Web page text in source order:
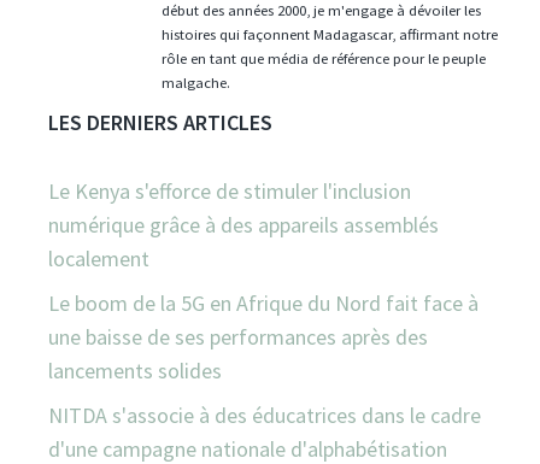
début des années 2000, je m'engage à dévoiler les
histoires qui façonnent Madagascar, affirmant notre
rôle en tant que média de référence pour le peuple
malgache.
LES DERNIERS ARTICLES
Le Kenya s'efforce de stimuler l'inclusion
numérique grâce à des appareils assemblés
localement
Le boom de la 5G en Afrique du Nord fait face à
une baisse de ses performances après des
lancements solides
NITDA s'associe à des éducatrices dans le cadre
d'une campagne nationale d'alphabétisation